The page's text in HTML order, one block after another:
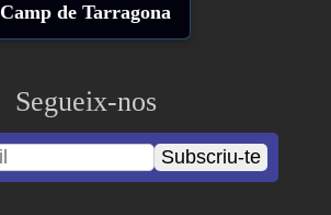
Camp de Tarragona
Segueix-nos
Subscriu-te